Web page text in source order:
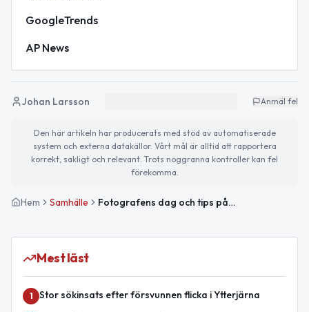
GoogleTrends
AP News
Johan Larsson Anmäl fel
Den här artikeln har producerats med stöd av automatiserade
system och externa datakällor. Vårt mål är alltid att rapportera
korrekt, sakligt och relevant. Trots noggranna kontroller kan fel
förekomma.
Hem Samhälle Fotografens dag och tips på kommande evenemang
Mest läst
1 Stor sökinsats efter försvunnen flicka i Ytterjärna